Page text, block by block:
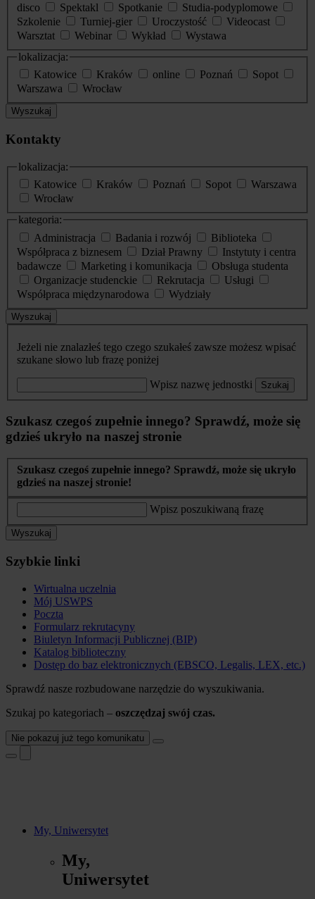
disco
Spektakl Spotkanie
Studia-podyplomowe
Szkolenie
Turniej-gier Uroczystość
Videocast
Warsztat
Webinar Wykład
Wystawa
lokalizacja:
Katowice
Kraków online Poznań
Sopot
Warszawa
Wrocław
Wyszukaj
Kontakty
lokalizacja:
Katowice
Kraków Poznań Sopot
Warszawa
Wrocław
kategoria:
Administracja
Badania i rozwój
Biblioteka
Współpraca z biznesem
Dział Prawny
Instytuty i centra
badawcze
Marketing i komunikacja
Obsługa studenta
Organizacje studenckie
Rekrutacja
Usługi
Współpraca międzynarodowa
Wydziały
Wyszukaj
Jeżeli nie znalazłeś tego czego szukałeś zawsze możesz wpisać
szukane słowo lub frazę poniżej
Wpisz nazwę jednostki Szukaj
Szukasz czegoś zupełnie innego? Sprawdź, może się
gdzieś ukryło na naszej stronie
Szukasz czegoś zupełnie innego? Sprawdź, może się ukryło
gdzieś na naszej stronie!
Wpisz poszukiwaną frazę
Wyszukaj
Szybkie linki
Wirtualna uczelnia
Mój USWPS
Poczta
Formularz rekrutacyny
Biuletyn Informacji Publicznej (BIP)
Katalog biblioteczny
Dostęp do baz elektronicznych (EBSCO, Legalis, LEX, etc.)
Sprawdź nasze rozbudowane narzędzie do wyszukiwania.
Szukaj po kategoriach – oszczędzaj swój czas.
Nie pokazuj już tego komunikatu
My, Uniwersytet
My,
Uniwersytet